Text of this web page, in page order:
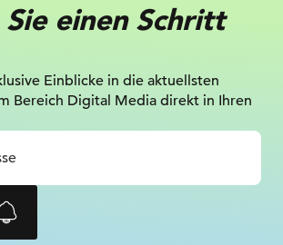
einen Schritt
Einblicke in die aktuellsten
Bereich Digital Media direkt in Ihren